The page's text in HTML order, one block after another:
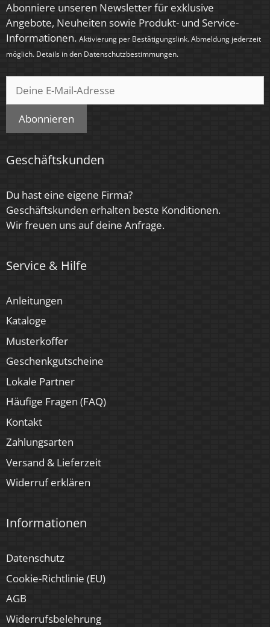
Anthrazit, Chrom – poliert, Eisen – gebürstet,
Schwarz, Silber – gebürstet, Silber – matt, Weiß
Tube-Farbe
Weiß
Farbkonsistenz
< 6 SDCM
G
Herstellergarantie
4 Jahre
Luxvenum
Abonniere unseren Newsletter für exklusive
Angebote, Neuheiten sowie Produkt- und Service-
Informationen. Aktivierung per Bestätigungslink. Abmeldung jederzeit
möglich. Details in den Datenschutzbestimmungen.
Abonnieren
Geschäftskunden
Du hast eine eigene Firma?
Geschäftskunden erhalten beste Konditionen.
Wir freuen uns auf deine Anfrage.
Service & Hilfe
Anleitungen
Kataloge
Musterkoffer
Geschenkgutscheine
Lokale Partner
Häufige Fragen (FAQ)
Kontakt
Zahlungsarten
Versand & Lieferzeit
Widerruf erklären
Informationen
Datenschutz
Cookie-Richtlinie (EU)
AGB
Widerrufsbelehrung